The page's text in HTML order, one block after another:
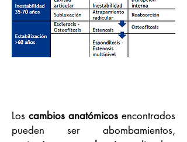
Los cambios anatómicos encontrados
pueden ser abombamientos,